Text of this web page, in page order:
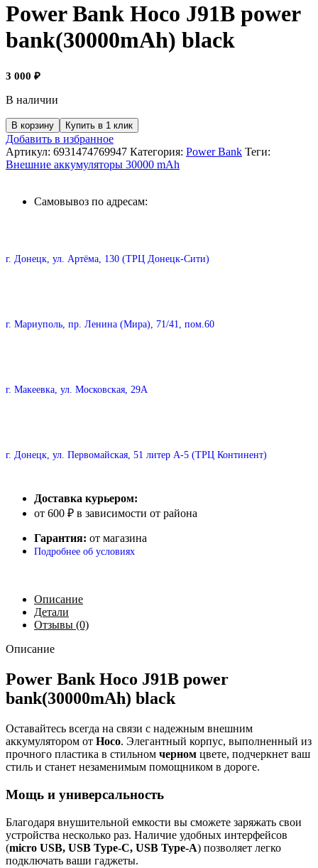
Power Bank Hoco J91B power
bank(30000mAh) black
3 000 ₽
В наличии
В корзину Купить в 1 клик
Добавить в избранное
Артикул: 6931474769947 Категория: Power Bank Теги:
Внешние аккумуляторы 30000 mAh
Самовывоз по адресам:
г. Донецк, ул. Артёма, 130 (ТРЦ Донецк-Сити)
г. Мариуполь, пр. Ленина (Мира), 71/41, пом.60
г. Макеевка, ул. Московская, 29А
г. Донецк, ул. Первомайская, 51 литер А-5 (ТРЦ Континент)
Доставка курьером:
от 600 ₽ в зависимости от района
Гарантия: от магазина
Подробнее об условиях
Описание
Детали
Отзывы (0)
Описание
Power Bank Hoco J91B power
bank(30000mAh) black
Оставайтесь всегда на связи с надежным внешним
аккумулятором от Hoco. Элегантный корпус, выполненный из
прочного пластика в стильном черном цвете, подчеркнет ваш
стиль и станет незаменимым помощником в дороге.
Мощь и универсальность
Благодаря внушительной емкости вы сможете заряжать свои
устройства несколько раз. Наличие удобных интерфейсов
(micro USB, USB Type-C, USB Type-A) позволяет легко
подключать ваши гаджеты.